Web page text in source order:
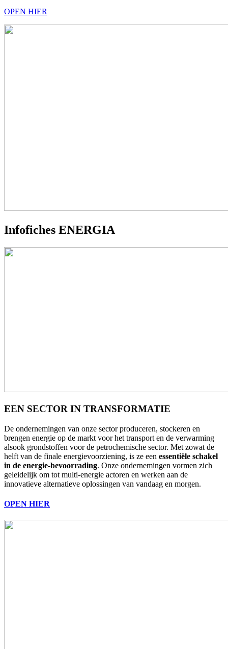
OPEN HIER
Infofiches ENERGIA
EEN SECTOR IN TRANSFORMATIE
De ondernemingen van onze sector produceren, stockeren en
brengen energie op de markt voor het transport en de verwarming
alsook grondstoffen voor de petrochemische sector. Met zowat de
helft van de finale energievoorziening, is ze een essentiële schakel
in de energie-bevoorrading. Onze ondernemingen vormen zich
geleidelijk om tot multi-energie actoren en werken aan de
innovatieve alternatieve oplossingen van vandaag en morgen.
OPEN HIER